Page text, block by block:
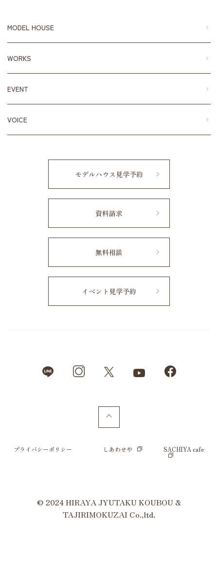
MODEL HOUSE
WORKS
EVENT
VOICE
モデルハウス見学予約
資料請求
無料相談
イベント見学予約
プライバシーポリシー しあわせや SACHIYA cafe
© 2024 HIRAYA JYUTAKU KOUBOU &
TAJIRIMOKUZAI Co.,ltd.